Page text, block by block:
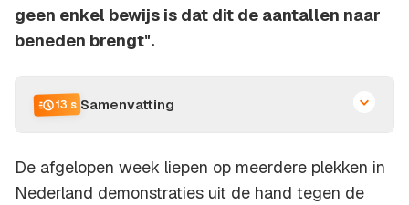
geen enkel bewijs is dat dit de aantallen naar
beneden brengt".
13 s Samenvatting
De afgelopen week liepen op meerdere plekken in
Nederland demonstraties uit de hand tegen de